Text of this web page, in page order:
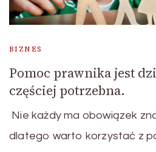
BIZNES
Pomoc prawnika jest
częściej potrzebna.
Nie każdy ma obowiązek
dlatego warto korzystać z